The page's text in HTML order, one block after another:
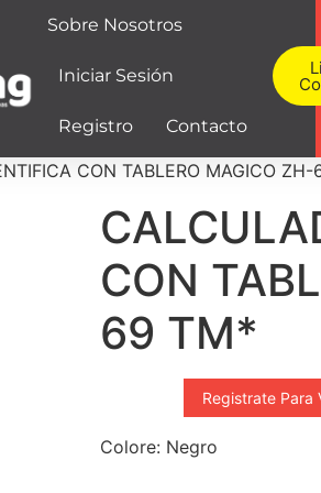
Sobre Nosotros
Iniciar Sesión
Registro Contacto
CON TABLERO MAGICO
CON
69 TM*
Registrate Para
Colore: Negro